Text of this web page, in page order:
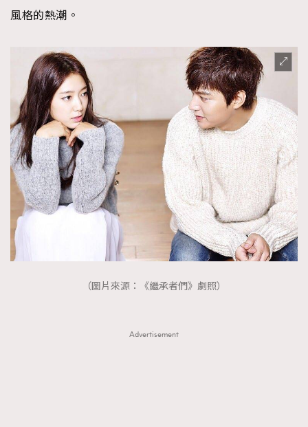
風格的熱潮。
（圖片來源：《繼承者們》劇照）
Advertisement